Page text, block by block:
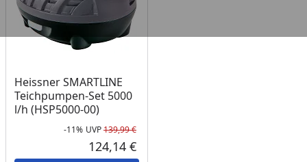
Heissner SMARTLINE
Teichpumpen-Set 5000
l/h (HSP5000-00)
Rabatt in Prozent
-11%
Ursprünglicher Preis
UVP139,99 €
Aktueller Preis
124,14 €